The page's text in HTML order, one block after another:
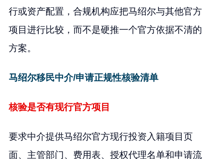
行或资产配置，合规机构应把马绍尔与其他官方
项目进行比较，而不是硬推一个官方依据不清的
方案。
马绍尔移民中介/申请正规性核验清单
核验是否有现行官方项目
要求中介提供马绍尔官方现行投资入籍项目页
面、主管部门、费用表、授权代理名单和申请流